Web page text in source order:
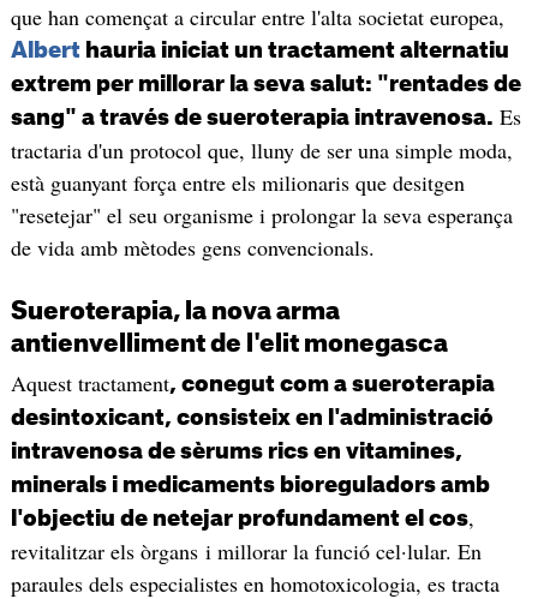
que han començat a circular entre l'alta societat europea,
Alberthauria iniciat un tractament alternatiu
extrem per millorar la seva salut: "rentades de
sang" a través de sueroterapia intravenosa. Es
tractaria d'un protocol que, lluny de ser una simple moda,
està guanyant força entre els milionaris que desitgen
"resetejar" el seu organisme i prolongar la seva esperança
de vida amb mètodes gens convencionals.
Sueroterapia, la nova arma
antienvelliment de l'elit monegasca
Aquest tractament, conegut com a sueroterapia
desintoxicant, consisteix en l'administració
intravenosa de sèrums rics en vitamines,
minerals i medicaments bioreguladors amb
l'objectiu de netejar profundament el cos,
revitalitzar els òrgans i millorar la funció cel·lular. En
paraules dels especialistes en homotoxicologia, es tracta